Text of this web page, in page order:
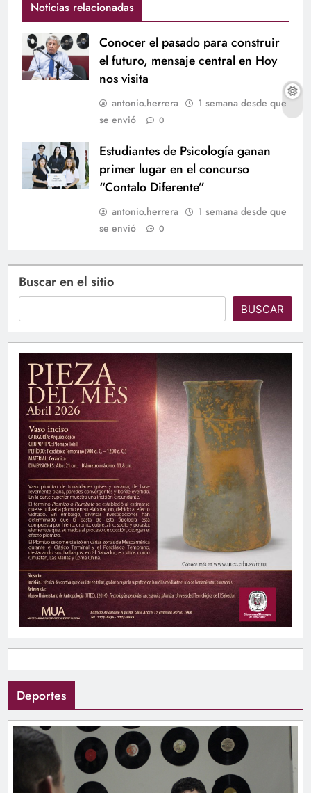
Noticias relacionadas
Conocer el pasado para construir
el futuro, mensaje central en Hoy
nos visita
antonio.herrera
1 semana desde que
se envió
0
Estudiantes de Psicología ganan
primer lugar en el concurso
“Contalo Diferente”
antonio.herrera
1 semana desde que
se envió
0
Buscar en el sitio
BUSCAR
Deportes